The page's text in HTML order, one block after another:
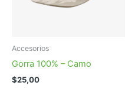
Accesorios
Gorra 100% – Camo
$25,00